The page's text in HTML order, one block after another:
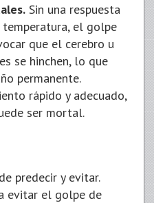
Sin una respuesta
el golpe
que el cerebro u
se hinchen, lo que
permanente.
rápido y adecuado,
ser mortal.
predecir y evitar.
evitar el golpe de